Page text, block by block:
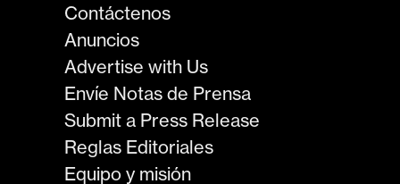
Contáctenos
Anuncios
Advertise with Us
Envíe Notas de Prensa
Submit a Press Release
Reglas Editoriales
Equipo y misión